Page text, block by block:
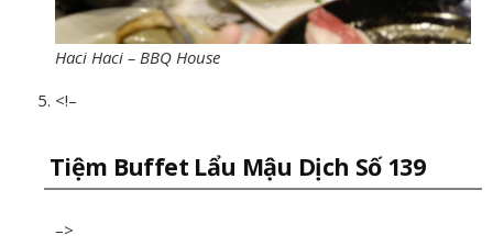
Haci Haci – BBQ House
<!–
Tiệm Buffet Lẩu Mậu Dịch Số 139
–>